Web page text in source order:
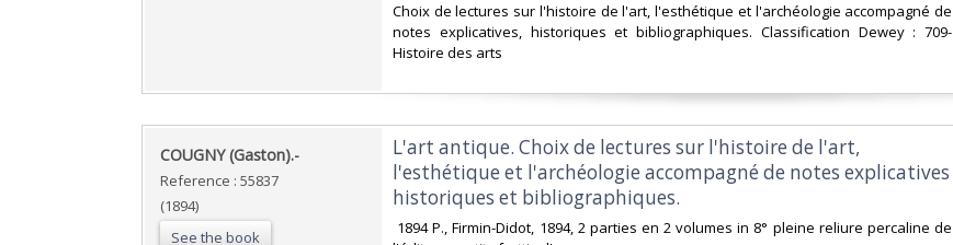
‎Choix de lectures sur l'histoire de l'art, l'esthétique et l'archéologie accompagné de
notes explicatives, historiques et bibliographiques. Classification Dewey : 709-
Histoire des arts‎
‎COUGNY (Gaston).-‎
Reference : 55837
(1894)
See the book
‎L'art antique. Choix de lectures sur l'histoire de l'art,
l'esthétique et l'archéologie accompagné de notes explicatives
historiques et bibliographiques.‎
‎ 1894 P., Firmin-Didot, 1894, 2 parties en 2 volumes in 8° pleine reliure percaline de